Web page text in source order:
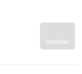
partidas